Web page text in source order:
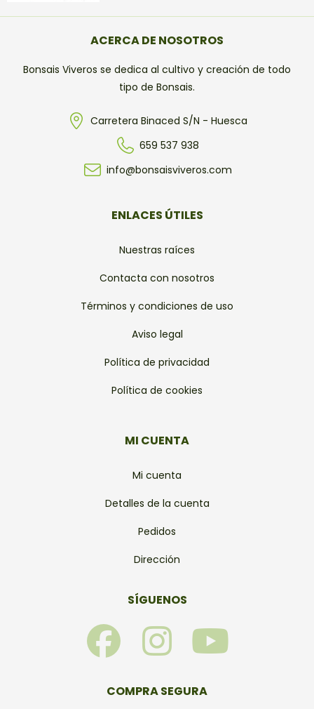
ACERCA DE NOSOTROS
Bonsais Viveros se dedica al cultivo y creación de todo
tipo de Bonsais.
Carretera Binaced S/N - Huesca
659 537 938
info@bonsaisviveros.com
ENLACES ÚTILES
Nuestras raíces
Contacta con nosotros
Términos y condiciones de uso
Aviso legal
Política de privacidad
Política de cookies
MI CUENTA
Mi cuenta
Detalles de la cuenta
Pedidos
Dirección
SÍGUENOS
F
a
I
n
Y
o
COMPRA SEGURA